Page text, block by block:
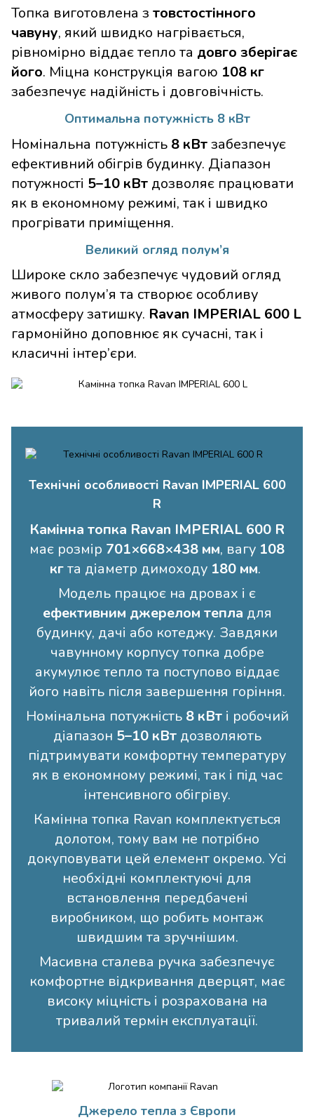
Топка виготовлена з товстостінного
чавуну, який швидко нагрівається,
рівномірно віддає тепло та довго зберігає
його. Міцна конструкція вагою 108 кг
забезпечує надійність і довговічність.
Оптимальна потужність 8 кВт
Номінальна потужність 8 кВтзабезпечує
ефективний обігрів будинку. Діапазон
потужності 5–10 кВт дозволяє працювати
як в економному режимі, так і швидко
прогрівати приміщення.
Великий огляд полум’я
Широке скло забезпечує чудовий огляд
живого полум’я та створює особливу
атмосферу затишку. Ravan IMPERIAL 600 L
гармонійно доповнює як сучасні, так і
класичні інтер’єри.
Технічні особливості Ravan IMPERIAL 600
R
Камінна топка Ravan IMPERIAL 600 R
має розмір 701×668×438 мм, вагу 108
кгта діаметр димоходу 180 мм.
Модель працює на дровах і є
ефективним джерелом тепла для
будинку, дачі або котеджу. Завдяки
чавунному корпусу топка добре
акумулює тепло та поступово віддає
його навіть після завершення горіння.
Номінальна потужність 8 кВті робочий
діапазон 5–10 кВтдозволяють
підтримувати комфортну температуру
як в економному режимі, так і під час
інтенсивного обігріву.
Камінна топка Ravan комплектується
долотом, тому вам не потрібно
докуповувати цей елемент окремо. Усі
необхідні комплектуючі для
встановлення передбачені
виробником, що робить монтаж
швидшим та зручнішим.
Масивна сталева ручка забезпечує
комфортне відкривання дверцят, має
високу міцність і розрахована на
тривалий термін експлуатації.
Джерело тепла з Європи